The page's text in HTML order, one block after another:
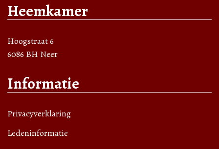
Heemkamer
Hoogstraat 6
6086 BH Neer
Informatie
Privacyverklaring
Ledeninformatie